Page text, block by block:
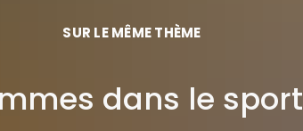
SUR LE MÊME THÈME
dans le sport